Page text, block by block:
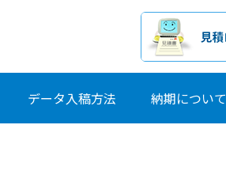
データ入稿方法 納期について